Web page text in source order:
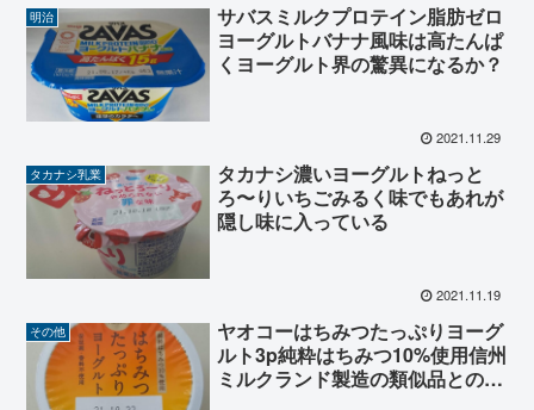
明治
サバスミルクプロテイン脂肪ゼロ
ヨーグルトバナナ風味は高たんぱ
くヨーグルト界の驚異になるか？
2021.11.29
タカナシ乳業
タカナシ濃いヨーグルトねっと
ろ〜りいちごみるく味でもあれが
隠し味に入っている
2021.11.19
その他
ヤオコーはちみつたっぷりヨーグ
ルト3p純粋はちみつ10%使用信州
ミルクランド製造の類似品との比